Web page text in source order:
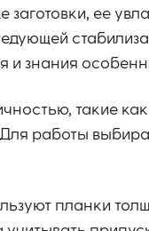
заготовки, ее
и знания
такие
работы
планки